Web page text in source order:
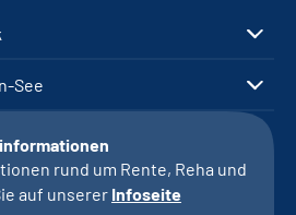
See
rund um Rente, Reha und
auf unserer Infoseite